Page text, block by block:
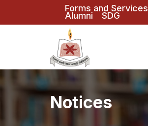
Forms and Services
Alumni SDG
Notices